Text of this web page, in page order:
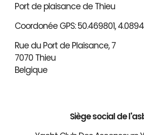
Port de plaisance de Thieu
Coordonée GPS: 50.469801,
Rue du Port de Plaisance, 7
7070 Thieu
Belgique
Siège social de